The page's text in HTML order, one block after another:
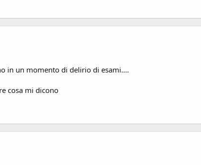
in un momento di delirio di esami....
cosa mi dicono